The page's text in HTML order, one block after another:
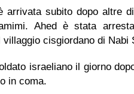
subito dopo altre
Ahed è stata
cisgiordano di Nabi
israeliano il giorno
in coma.